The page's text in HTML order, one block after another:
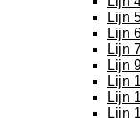
Lijn
Lijn
Lijn
Lijn
Lijn
Lijn
Lijn